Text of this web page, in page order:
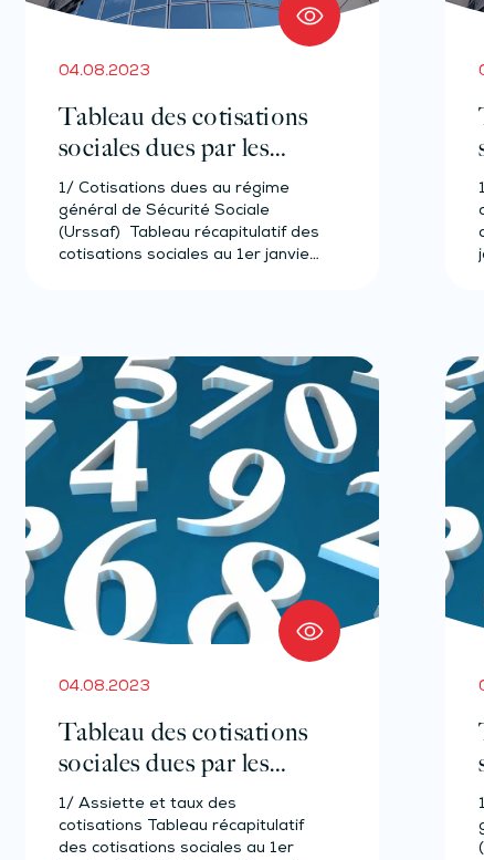
04.08.2023
Tableau des cotisations
sociales dues par les
avocats 2023
1/ Cotisations dues au régime
général de Sécurité Sociale
(Urssaf) Tableau récapitulatif des
cotisations sociales au 1er janvier
04.08.2023
Tableau des cotisations
sociales dues par les
notaires non-salariés
2023
1/ Assiette et taux des
cotisations Tableau récapitulatif
des cotisations sociales au 1er